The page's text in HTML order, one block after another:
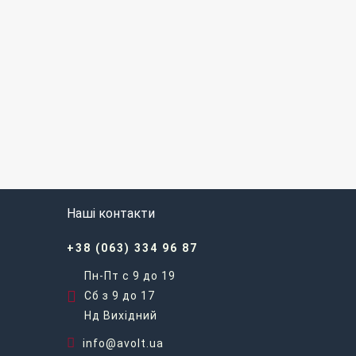
Наші контакти
+38 (063) 334 96 87
Пн-Пт с 9 до 19
Сб з 9 до 17
Нд Вихідний
info@avolt.ua